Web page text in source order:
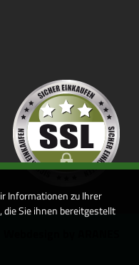
Informationen zu Ihrer
Sie ihnen bereitgestellt